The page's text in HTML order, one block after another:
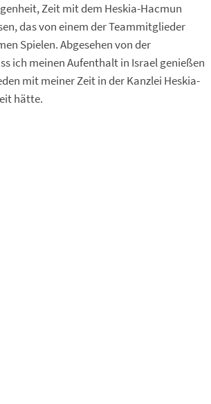
Zeit mit dem Heskia-Hacmun
das von einem der Teammitglieder
Spielen. Abgesehen von der
ich meinen Aufenthalt in Israel genießen
mit meiner Zeit in der Kanzlei Heskia-
hätte.